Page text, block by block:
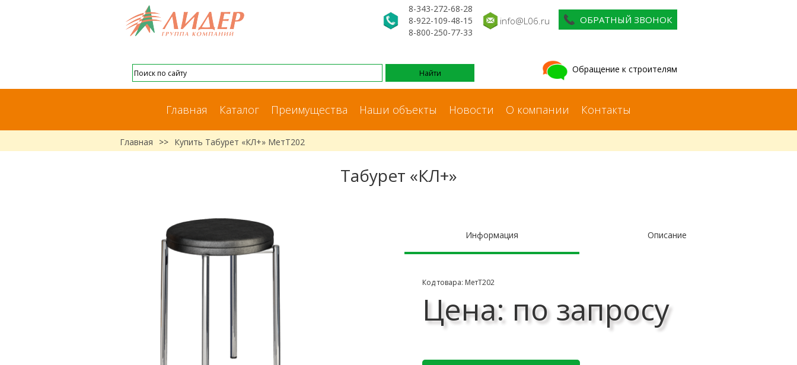
8-343-272-68-28
8-922-109-48-15
8-800-250-77-33
info@L06.ru ОБРАТНЫЙ ЗВОНОК
Обращение к строителям
Главная Каталог Преимущества Наши объекты Новости О компании Контакты
Главная >> Купить Табурет «КЛ+» МетТ202
Табурет «КЛ+»
Информация Описание
Код товара: МетТ202
Цена: по запросу